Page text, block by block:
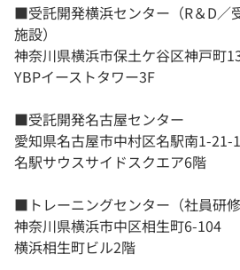
■受託開発横浜センター（R＆D／
施設）
神奈川県横浜市保土ケ谷区神戸町
YBPイーストタワー3F
■受託開発名古屋センター
愛知県名古屋市中村区名駅南1-21-
名駅サウスサイドスクエア6階
■トレーニングセンター（社員研修
神奈川県横浜市中区相生町6-104
横浜相生町ビル2階